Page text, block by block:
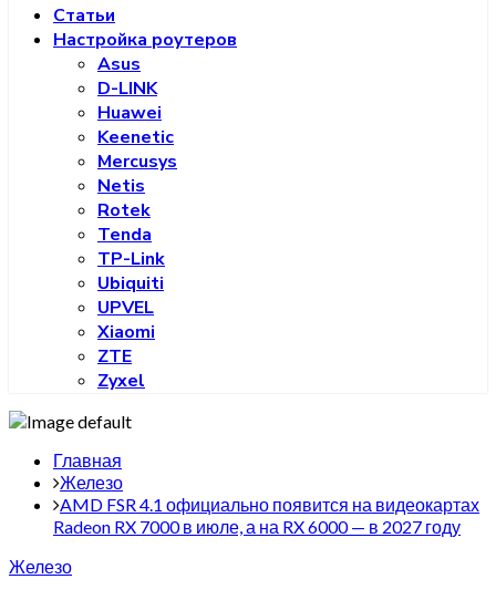
Статьи
Настройка роутеров
Asus
D-LINK
Huawei
Keenetic
Mercusys
Netis
Rotek
Tenda
TP-Link
Ubiquiti
UPVEL
Xiaomi
ZTE
Zyxel
Главная
Железо
AMD FSR 4.1 официально появится на видеокартах
Radeon RX 7000 в июле, а на RX 6000 — в 2027 году
Железо